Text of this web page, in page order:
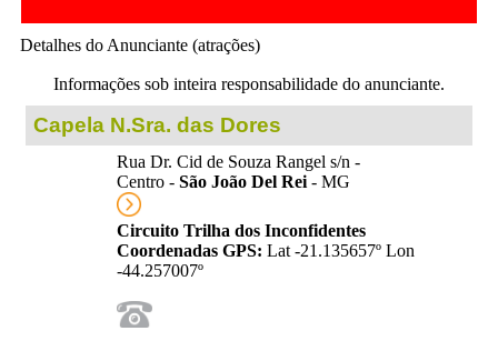
Detalhes do Anunciante (atrações)
Informações sob inteira responsabilidade do anunciante.
Capela N.Sra. das Dores
Rua Dr. Cid de Souza Rangel s/n -
Centro - São João Del Rei - MG
Circuito Trilha dos Inconfidentes
Coordenadas GPS: Lat -21.135657º Lon
-44.257007º